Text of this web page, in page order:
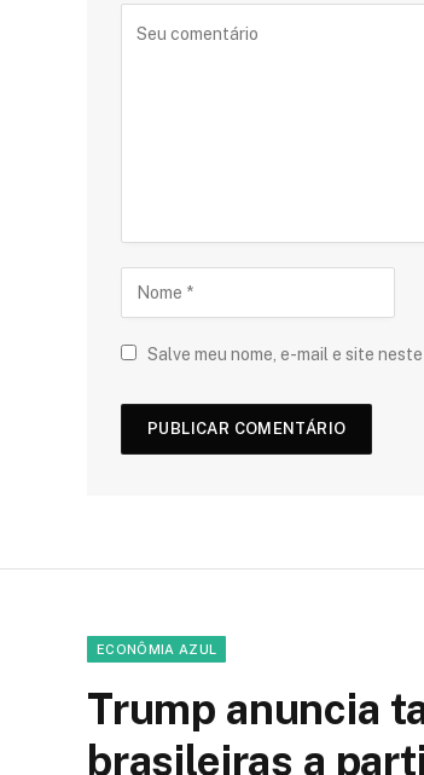
Salve meu nome, e-mail e site
ECONÔMIA AZUL
Trump anuncia
brasileiras a